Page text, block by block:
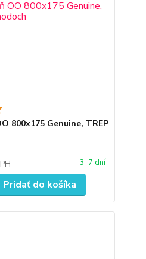
800x175 Genuine, TREP
3-7 dní
Pridať do košíka